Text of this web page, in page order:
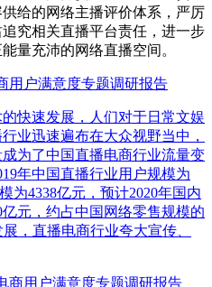
给的网络主播评价体系，严厉
究相关直播平台责任，进一步
量充沛的网络直播空间。
用户满意度专题调研报告
速发展，人们对于日常文娱
业迅速遍布在大众视野当中，
为了中国直播电商行业流量变
年中国直播行业用户规模为
为4338亿元，预计2020年国内
元，约占中国网络零售规模的
，直播电商行业夸大宣传、